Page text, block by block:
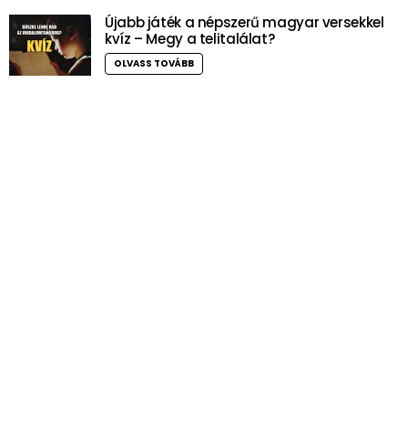
Újabb játék a népszerű magyar versekkel
kvíz – Megy a telitalálat?
OLVASS TOVÁBB